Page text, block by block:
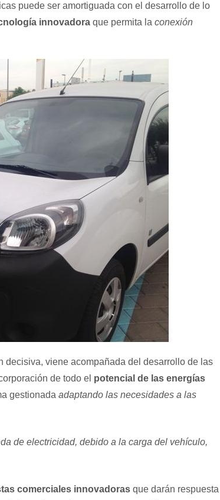
puede ser amortiguada con el desarrollo de lo
innovadora que permita la conexión
decisiva, viene acompañada del desarrollo de las
de todo el potencial de las energías
gestionada adaptando las necesidades a las
de electricidad, debido a la carga del vehículo,
comerciales innovadoras que darán respuesta